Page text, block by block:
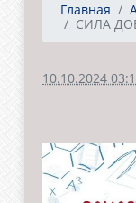
Главная
СИЛА
10.10.2024